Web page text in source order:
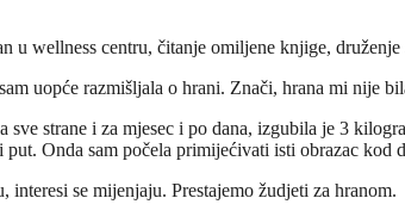
u wellness centru, čitanje omiljene knjige,
uopće razmišljala o hrani. Znači, hrana mi nije
strane i za mjesec i po dana, izgubila je 3
Onda sam počela primijećivati isti obrazac kod
se mijenjaju. Prestajemo žudjeti za hranom.